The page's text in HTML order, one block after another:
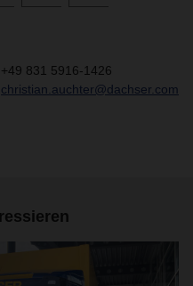
+49 831 5916-1426
christian.auchter@dachser.com